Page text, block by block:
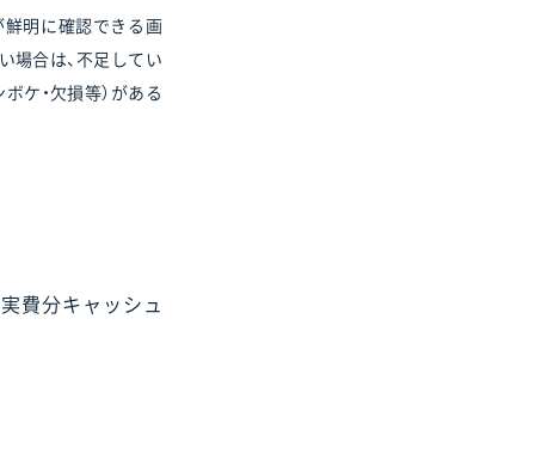
鮮明に確認できる画
場合は、不足してい
ケ・欠損等）がある
費分キャッシュ